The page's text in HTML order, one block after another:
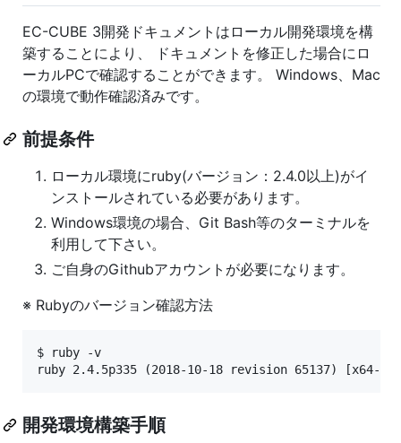
EC-CUBE 3開発ドキュメントはローカル開発環境を構
築することにより、 ドキュメントを修正した場合にロ
ーカルPCで確認することができます。 Windows、Mac
の環境で動作確認済みです。
前提条件
ローカル環境にruby(バージョン：2.4.0以上)がイ
ンストールされている必要があります。
Windows環境の場合、Git Bash等のターミナルを
利用して下さい。
ご自身のGithubアカウントが必要になります。
※ Rubyのバージョン確認方法
$ ruby -v
開発環境構築手順